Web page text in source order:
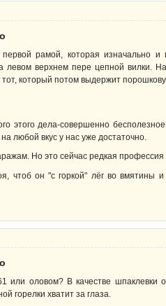
рамой, которая изначально
левом верхнем пере цепной вилки.
который потом выдержит
этого дела-совершенно
любой вкус у нас уже достаточно.
Но это сейчас редкая профессия
чтоб он "с горкой" лёг во вмятины
или оловом? В качестве шпаклевки
горелки хватит за глаза.